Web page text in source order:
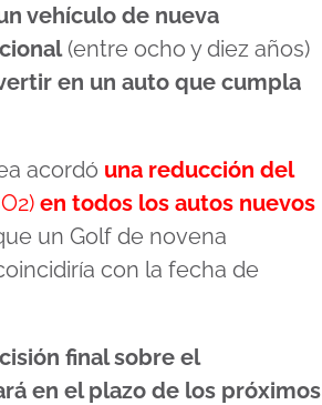
vehículo de nueva
(entre ocho y diez años)
en un auto que cumpla
acordó una reducción del
en todos los autos nuevos
un Golf de novena
con la fecha de
final sobre el
en el plazo de los próximos